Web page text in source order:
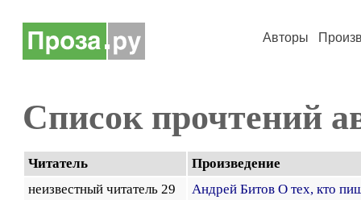
Авторы
Список прочтений
Читатель
Произведение
неизвестный читатель 29
Андрей Битов О тех, кто